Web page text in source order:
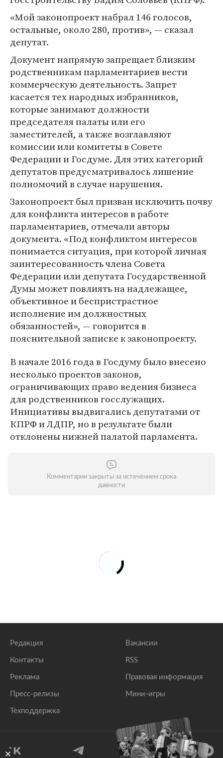
«Мой законопроект набрал 146 голосов,
остальные, около 280, против», — сказал
депутат.
Документ напрямую запрещает близким
родственникам парламентариев вести
коммерческую деятельность. Запрет
касается тех народных избранников,
которые занимают должности
председателя палаты или его
заместителей, а также возглавляют
комиссии или комитеты в Совете
Федерации и Госдуме. Для этих категорий
депутатов предусматривалось лишение
полномочий в случае нарушения.
Законопроект был призван исключить почву
для конфликта интересов в работе
парламентариев, отмечали авторы
документа. «Под конфликтом интересов
понимается ситуация, при которой личная
заинтересованность члена Совета
Федерации или депутата Государственной
Думы может повлиять на надлежащее,
объективное и беспристрастное
исполнение им должностных
обязанностей», — говорится в
пояснительной записке к законопроекту.
В начале 2016 года в Госдуму было внесено
несколько проектов законов,
ограничивающих право ведения бизнеса
для родственников госслужащих.
Инициативы выдвигались депутатами от
КПРФ и ЛДПР, но в результате были
отклонены нижней палатой парламента.
Комментарии закрыты за истечением срока
давности
Редакция
Контакты
Реклама
Пресс-релизы
Техподдержка
Вакансии
RSS
Правовая информация
Мини-игры